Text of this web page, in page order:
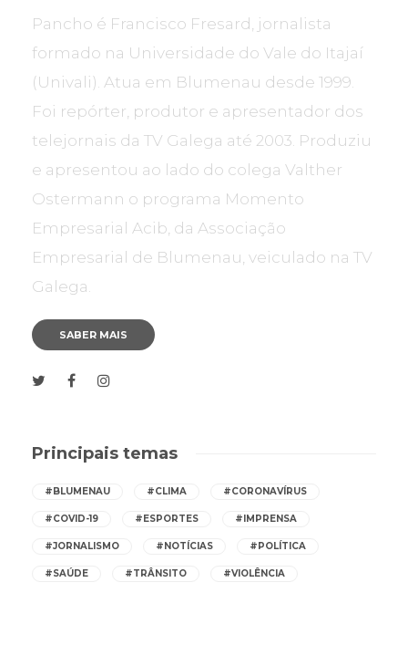
Pancho é Francisco Fresard, jornalista
formado na Universidade do Vale do Itajaí
(Univali). Atua em Blumenau desde 1999.
Foi repórter, produtor e apresentador dos
telejornais da TV Galega até 2003. Produziu
e apresentou ao lado do colega Valther
Ostermann o programa Momento
Empresarial Acib, da Associação
Empresarial de Blumenau, veiculado na TV
Galega.
SABER MAIS
Principais temas
#BLUMENAU #CLIMA #CORONAVÍRUS
#COVID-19 #ESPORTES #IMPRENSA
#JORNALISMO #NOTÍCIAS #POLÍTICA
#SAÚDE #TRÂNSITO #VIOLÊNCIA